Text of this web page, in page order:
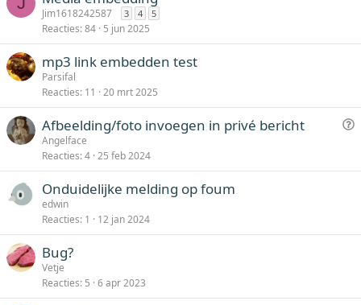
Jim1618242587 3 4 5
Reacties 84 5 jun 2025
mp3 link embedden test
Parsifal
Reacties 11 20 mrt 2025
V
a
Afbeelding/foto invoegen in privé bericht
Angelface
Reacties 4 25 feb 2024
Onduidelijke melding op foum
edwin
Reacties 1 12 jan 2024
Bug?
Vetje
Reacties 5 6 apr 2023